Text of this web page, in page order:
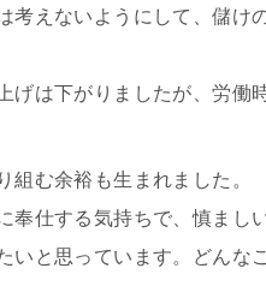
考えないようにして、儲け
げは下がりましたが、労働
組む余裕も生まれました。
奉仕する気持ちで、慎まし
いと思っています。どんな